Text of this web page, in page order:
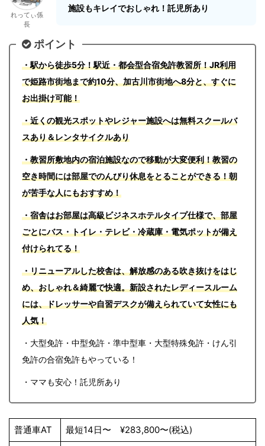
れってぃ係
長
施設もキレイでおしゃれ！託児所あり
ポイント
・駅から徒歩5分！駅近・都会型合宿免許教習所！JR利用
で姫路市街地まで約10分、加古川市街地へ8分と、すぐに
お出掛け可能！
・近くの観光スポットやレジャー施設へは無料スクールバ
スあり＆レンタサイクルあり
・教習所敷地内の宿泊施設なので移動が大変便利！教習の
空き時間には部屋でのんびり休息をとることができる！朝
が苦手な人にもおすすめ！
・宿舎はお部屋は高級ビジネスホテルタイプ仕様で、部屋
ごとにバス・トイレ・テレビ・冷蔵庫・電気ポットが備え
付けられてる！
・リニューアルした校舎は、解放感のある吹き抜けをはじ
め、おしゃれ＆綺麗で快適。新設されたレディースルーム
には、ドレッサーや自習デスクが備えられていて女性にも
人気！
・大型免許・中型免許・準中型車・大型特殊免許・けん引
免許の合宿免許もやっている！
・ママも安心！託児所あり
普通車AT 最短14日〜 ¥283,800〜(税込)